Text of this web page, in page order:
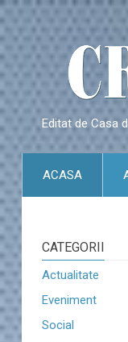
Editat de Casa
ACASA
CATEGORII
Actualitate
Eveniment
Social